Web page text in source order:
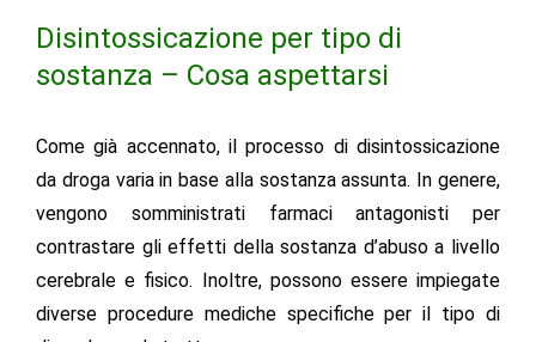
Disintossicazione per tipo di
sostanza – Cosa aspettarsi
Come già accennato, il processo di disintossicazione
da droga varia in base alla sostanza assunta. In genere,
vengono somministrati farmaci antagonisti per
contrastare gli effetti della sostanza d’abuso a livello
cerebrale e fisico. Inoltre, possono essere impiegate
diverse procedure mediche specifiche per il tipo di